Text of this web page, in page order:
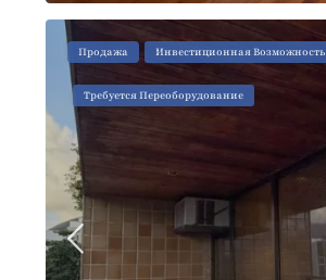
Продажа Инвестиционная Возможность
Требуется Переоборудование